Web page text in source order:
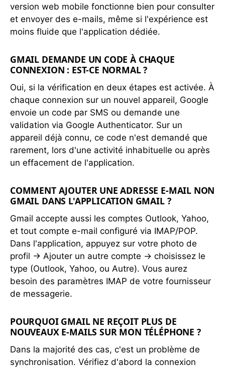
version web mobile fonctionne bien pour consulter
et envoyer des e-mails, même si l'expérience est
moins fluide que l'application dédiée.
GMAIL DEMANDE UN CODE À CHAQUE
CONNEXION : EST-CE NORMAL ?
Oui, si la vérification en deux étapes est activée. À
chaque connexion sur un nouvel appareil, Google
envoie un code par SMS ou demande une
validation via Google Authenticator. Sur un
appareil déjà connu, ce code n'est demandé que
rarement, lors d'une activité inhabituelle ou après
un effacement de l'application.
COMMENT AJOUTER UNE ADRESSE E-MAIL NON
GMAIL DANS L'APPLICATION GMAIL ?
Gmail accepte aussi les comptes Outlook, Yahoo,
et tout compte e-mail configuré via IMAP/POP.
Dans l'application, appuyez sur votre photo de
profil → Ajouter un autre compte → choisissez le
type (Outlook, Yahoo, ou Autre). Vous aurez
besoin des paramètres IMAP de votre fournisseur
de messagerie.
POURQUOI GMAIL NE REÇOIT PLUS DE
NOUVEAUX E-MAILS SUR MON TÉLÉPHONE ?
Dans la majorité des cas, c'est un problème de
synchronisation. Vérifiez d'abord la connexion